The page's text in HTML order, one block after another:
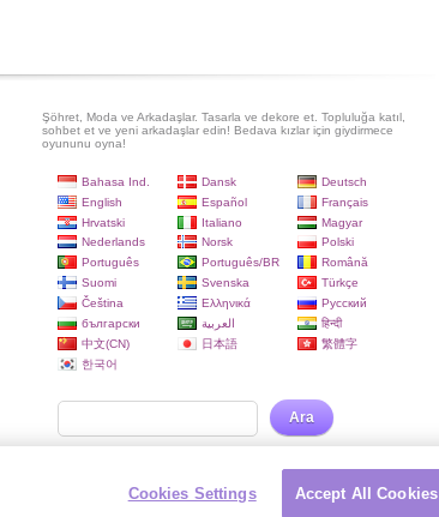
Şöhret, Moda ve Arkadaşlar. Tasarla ve dekore et. Topluluğa katıl,
sohbet et ve yeni arkadaşlar edin! Bedava kızlar için giydirmece
oyununu oyna!
Bahasa Ind. Dansk
Deutsch
English
Español
Français
Hrvatski
Italiano
Magyar
Nederlands
Norsk
Polski
Português
Português/BR
Română
Suomi
Svenska
Türkçe
Čeština
Ελληνικά
Русский
български
العربية
हिन्दी
中文(CN)
日本語
繁體字
한국어
Ara
Cookies Settings Accept All Cookies